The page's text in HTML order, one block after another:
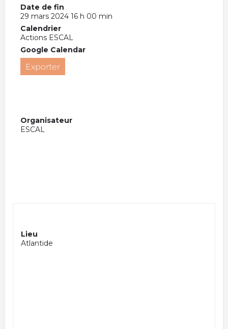
Date de fin
29 mars 2024 16 h 00 min
Calendrier
Actions ESCAL
Google Calendar
Exporter
Organisateur
ESCAL
Lieu
Atlantide